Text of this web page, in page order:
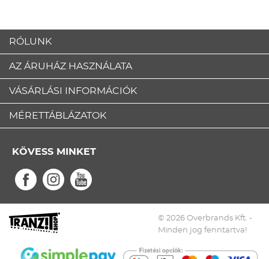
RÓLUNK
AZ ÁRUHÁZ HASZNÁLATA
VÁSÁRLÁSI INFORMÁCIÓK
MÉRETTÁBLÁZATOK
KÖVESS MINKET
© 2026 Overbrands Kft. -
Minden jog fenntartva!